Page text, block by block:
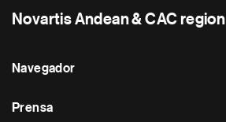
Novartis Andean & CAC region
Navegador
Prensa